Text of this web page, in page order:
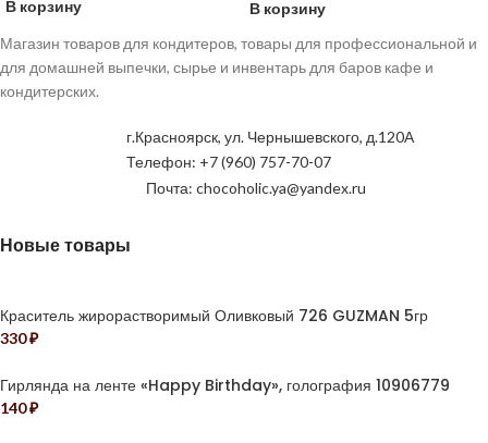
В корзину
В корзину
Магазин товаров для кондитеров, товары для профессиональной и
для домашней выпечки, сырье и инвентарь для баров кафе и
кондитерских.
г.Красноярск, ул. Чернышевского, д.120А
Телефон: +7 (960) 757-70-07
Почта: chocoholic.ya@yandex.ru
Новые товары
Краситель жирорастворимый Оливковый 726 GUZMAN 5гр
330₽
Гирлянда на ленте «Happy Birthday», голография 10906779
140₽